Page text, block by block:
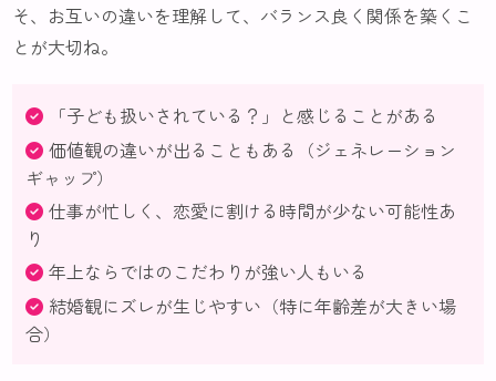
そ、お互いの違いを理解して、バランス良く関係を築くこ
とが大切ね。
「子ども扱いされている？」と感じることがある
価値観の違いが出ることもある（ジェネレーション
ギャップ）
仕事が忙しく、恋愛に割ける時間が少ない可能性あ
り
年上ならではのこだわりが強い人もいる
結婚観にズレが生じやすい（特に年齢差が大きい場
合）